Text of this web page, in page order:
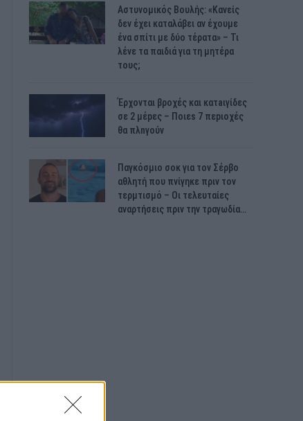
Αστυνομικός Bουλής: «Κανείς
δεν έχει καταλάβει αν έχουμε
ένα σπίτι με δύο τέρατα» – Τι
λένε τα παιδιά για τη μητέρα
τους;
Έρχονται βροχές και κατaιγίδες
σε 2 μέpες – Ποιεs 7 πεpιοχές
θα πλnγούν
Παγκόσμιο σοκ για τον Σέρβο
αθλητή που πνίγηκε πριν τον
τερμτισμό – Οι τελευταίες
αναρτήσεις πριν την τραγωδία…